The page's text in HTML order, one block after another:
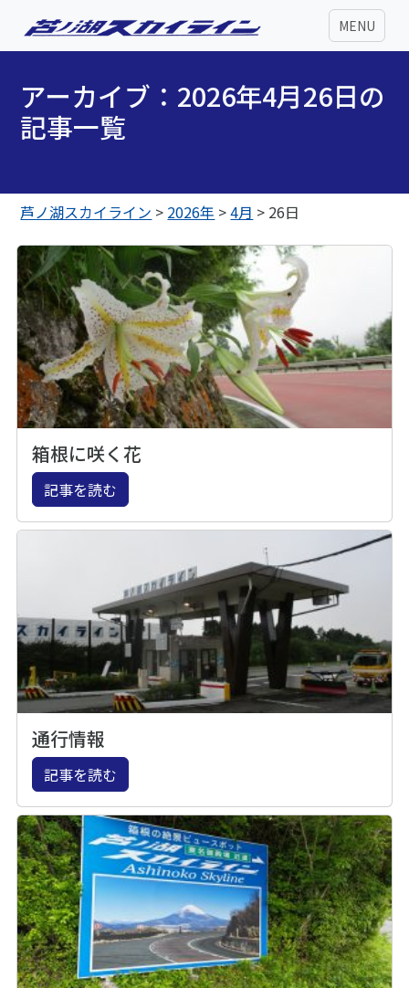
MENU
アーカイブ：2026年4月26日の
記事一覧
芦ノ湖スカイライン > 2026年 >4月 > 26日
箱根に咲く花
記事を読む
通行情報
記事を読む